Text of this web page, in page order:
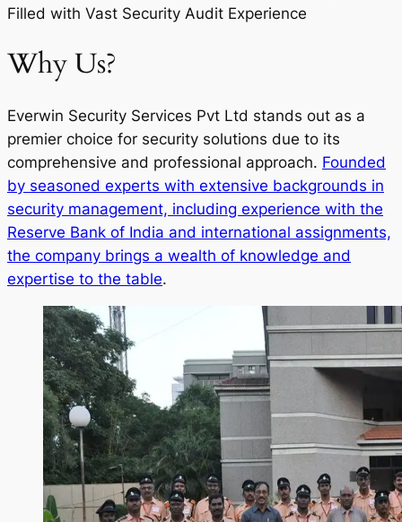
Filled with Vast Security Audit Experience
Why Us?
Everwin Security Services Pvt Ltd stands out as a
premier choice for security solutions due to its
comprehensive and professional approach. Founded
by seasoned experts with extensive backgrounds in
security management, including experience with the
Reserve Bank of India and international assignments,
the company brings a wealth of knowledge and
expertise to the table.